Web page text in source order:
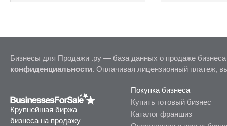
Бизнесы для Продажи .ру — база данных о продаже
конфиденциальности. Оплачивая лицензионный платеж,
Крупнейшая биржа
бизнеса на продажу
Покупка бизнеса
Купить готовый бизнес
Каталог франшиз